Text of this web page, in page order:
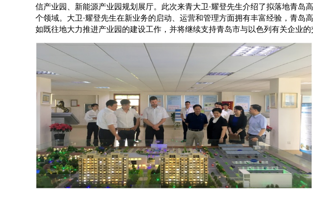
信产业园、新能源产业园规划展厅。此次来青大卫·耀登先生介绍了拟落地青
个领域。大卫·耀登先生在新业务的启动、运营和管理方面拥有丰富经验，青
如既往地大力推进产业园的建设工作，并将继续支持青岛市与以色列有关企业的